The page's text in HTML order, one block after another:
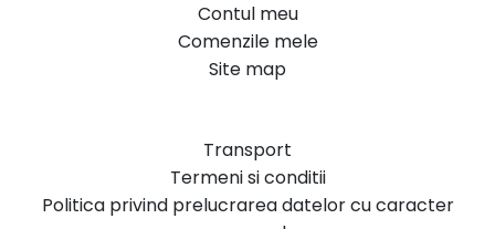
Contul meu
Comenzile mele
Site map
Transport
Termeni si conditii
Politica privind prelucrarea datelor cu caracter